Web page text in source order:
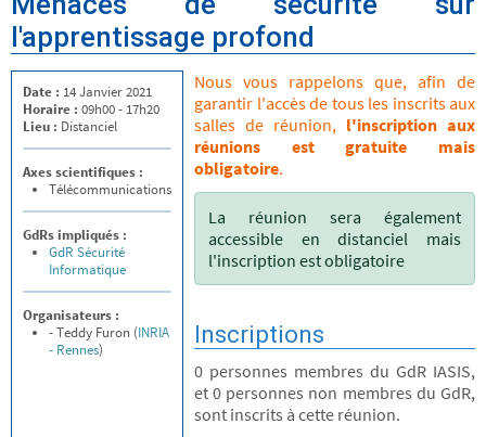
l'apprentissage profond
Date : 14 Janvier 2021
Horaire : 09h00 - 17h20
Lieu : Distanciel
Axes scientifiques :
Télécommunications
GdRs impliqués :
GdR Sécurité
Informatique
Organisateurs :
- Teddy Furon (INRIA
- Rennes)
Nous vous rappelons que, afin de
garantir l'accès de tous les inscrits aux
salles de réunion, l'inscription aux
réunions est gratuite mais
obligatoire.
La réunion sera également
accessible en distanciel mais
l'inscription est obligatoire
Inscriptions
0 personnes membres du GdR IASIS,
et 0 personnes non membres du GdR,
sont inscrits à cette réunion.